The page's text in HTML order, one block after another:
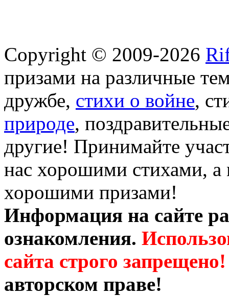
Copyright © 2009-2026
призами на различные
дружбе, стихи о войне,
природе,
другие! Принимайте
нас хорошими стихами, а
хорошими призами!
Информация на сайте
ознакомления.
сайта строго запрещено!
авторском праве!